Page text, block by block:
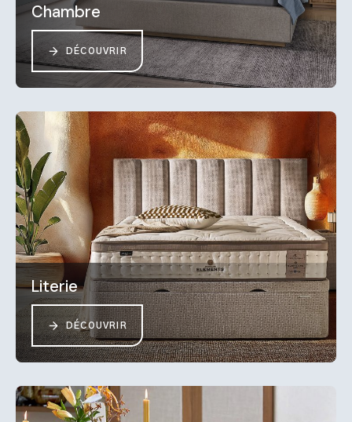
Chambre
DÉCOUVRIR
Literie
DÉCOUVRIR